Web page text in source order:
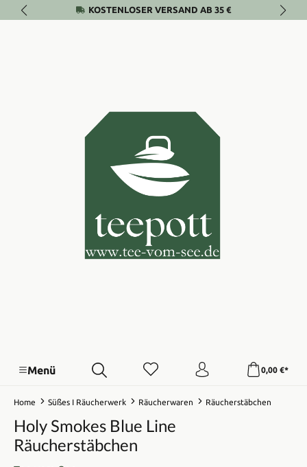
Zum Hauptinhalt springenKOSTENLOSER VERSAND AB 35 €
Menü 0,00 €*
Home Süßes I Räucherwerk Räucherwaren Räucherstäbchen
Holy Smokes Blue Line
Räucherstäbchen